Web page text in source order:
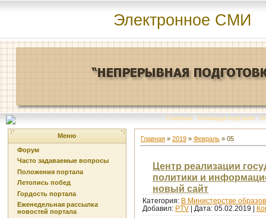
Электронное СМИ
Главная | Команда портала | О
Меню
Форум
Часто задаваемые вопросы
Положения портала
Летопись побед
Гордость портала
Еженедельная рассылка
новостей портала
Главная » 2019 » Февраль » 05
Центр реализации
политики и
новый сайт
Категория: В Министерстве
Добавил: PTV | Дата: 05.02.2019